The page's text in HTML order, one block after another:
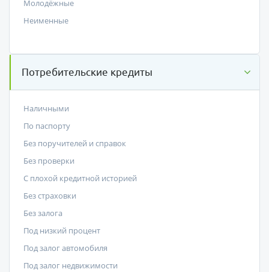
Молодёжные
Неименные
Потребительские кредиты
Наличными
По паспорту
Без поручителей и справок
Без проверки
С плохой кредитной историей
Без страховки
Без залога
Под низкий процент
Под залог автомобиля
Под залог недвижимости